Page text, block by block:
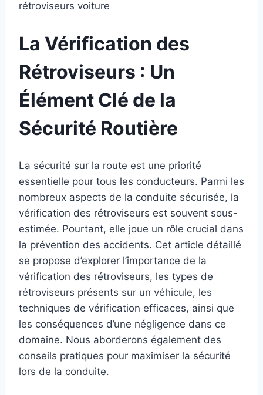
rétroviseurs voiture
La Vérification des
Rétroviseurs : Un
Élément Clé de la
Sécurité Routière
La sécurité sur la route est une priorité
essentielle pour tous les conducteurs. Parmi les
nombreux aspects de la conduite sécurisée, la
vérification des rétroviseurs est souvent sous-
estimée. Pourtant, elle joue un rôle crucial dans
la prévention des accidents. Cet article détaillé
se propose d’explorer l’importance de la
vérification des rétroviseurs, les types de
rétroviseurs présents sur un véhicule, les
techniques de vérification efficaces, ainsi que
les conséquences d’une négligence dans ce
domaine. Nous aborderons également des
conseils pratiques pour maximiser la sécurité
lors de la conduite.